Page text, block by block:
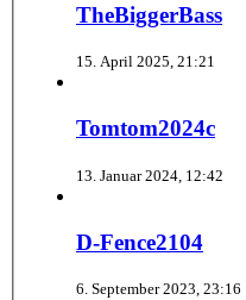
TheBiggerBass
15. April 2025, 21:21
Tomtom2024c
13. Januar 2024, 12:42
D-Fence2104
6. September 2023, 23:16